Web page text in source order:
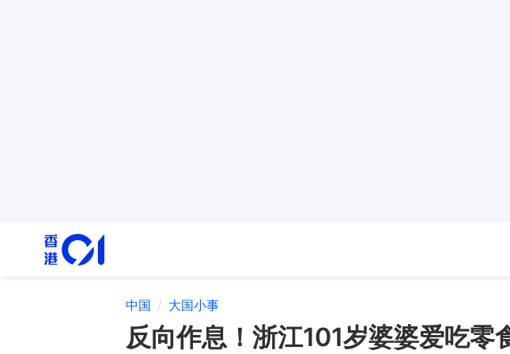
中国 大国小事
反向作息！浙江101岁婆婆爱吃